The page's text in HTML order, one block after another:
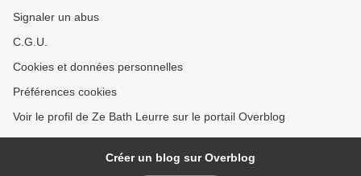
Signaler un abus
C.G.U.
Cookies et données personnelles
Préférences cookies
Voir le profil de Ze Bath Leurre sur le portail Overblog
Créer un blog sur Overblog